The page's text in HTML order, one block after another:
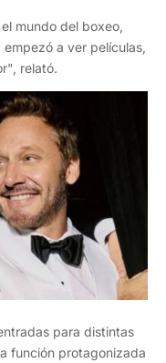
mundo del boxeo,
a ver películas,
relató.
para distintas
función protagonizada